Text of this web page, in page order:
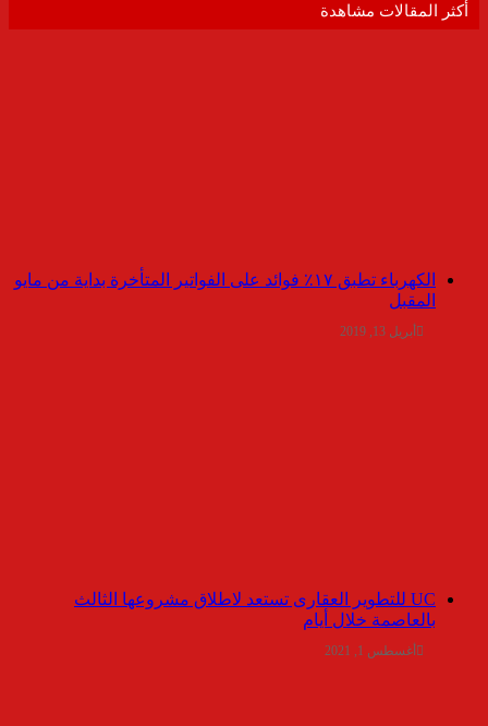
أكثر المقالات مشاهدة
الكهرباء تطبق ١٧٪ فوائد على الفواتير المتأخرة بداية من مايو
المقبل
أبريل 13, 2019
UC للتطوير العقارى تستعد لاطلاق مشروعها الثالث
بالعاصمة خلال أيام
أغسطس 1, 2021